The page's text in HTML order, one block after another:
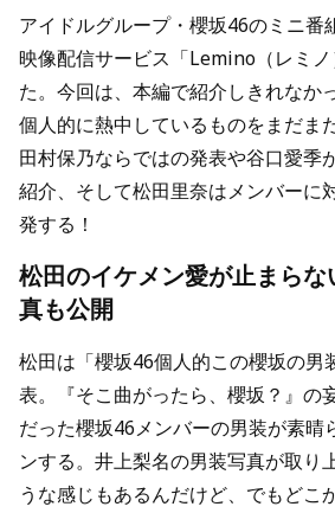
アイドルグループ・櫻坂46のミニ番
映像配信サービス「Lemino（レミ
た。今回は、本編で紹介しきれなか
個人的に熱中しているものをまだま
田村保乃ならではの発表や谷口愛季
紹介、そして松田里奈はメンバーに
発する！
松田のイケメン愛が止まら
真も公開
松田は「櫻坂46個人的この櫻坂の男
表。『そこ曲がったら、櫻坂？』の
だった櫻坂46メンバーの男装が素晴
ンする。井上梨名の男装写真が取り
うな感じもあるんだけど、でもどこ